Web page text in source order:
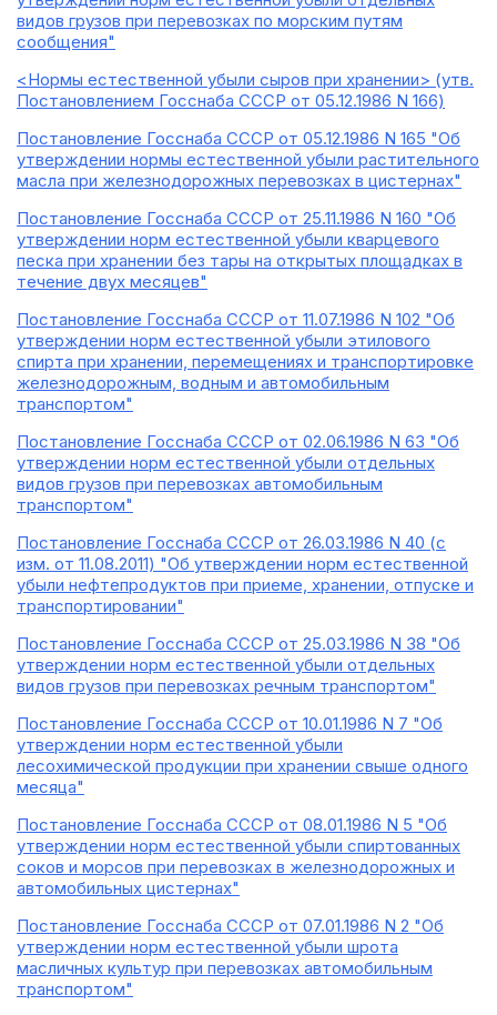
видов грузов при перевозках по морским путям
сообщения"
<Нормы естественной убыли сыров при хранении> (утв.
Постановлением Госснаба СССР от 05.12.1986 N 166)
Постановление Госснаба СССР от 05.12.1986 N 165 "Об
утверждении нормы естественной убыли растительного
масла при железнодорожных перевозках в цистернах"
Постановление Госснаба СССР от 25.11.1986 N 160 "Об
утверждении норм естественной убыли кварцевого
песка при хранении без тары на открытых площадках в
течение двух месяцев"
Постановление Госснаба СССР от 11.07.1986 N 102 "Об
утверждении норм естественной убыли этилового
спирта при хранении, перемещениях и транспортировке
железнодорожным, водным и автомобильным
транспортом"
Постановление Госснаба СССР от 02.06.1986 N 63 "Об
утверждении норм естественной убыли отдельных
видов грузов при перевозках автомобильным
транспортом"
Постановление Госснаба СССР от 26.03.1986 N 40 (с
изм. от 11.08.2011) "Об утверждении норм естественной
убыли нефтепродуктов при приеме, хранении, отпуске и
транспортировании"
Постановление Госснаба СССР от 25.03.1986 N 38 "Об
утверждении норм естественной убыли отдельных
видов грузов при перевозках речным транспортом"
Постановление Госснаба СССР от 10.01.1986 N 7 "Об
утверждении норм естественной убыли
лесохимической продукции при хранении свыше одного
месяца"
Постановление Госснаба СССР от 08.01.1986 N 5 "Об
утверждении норм естественной убыли спиртованных
соков и морсов при перевозках в железнодорожных и
автомобильных цистернах"
Постановление Госснаба СССР от 07.01.1986 N 2 "Об
утверждении норм естественной убыли шрота
масличных культур при перевозках автомобильным
транспортом"